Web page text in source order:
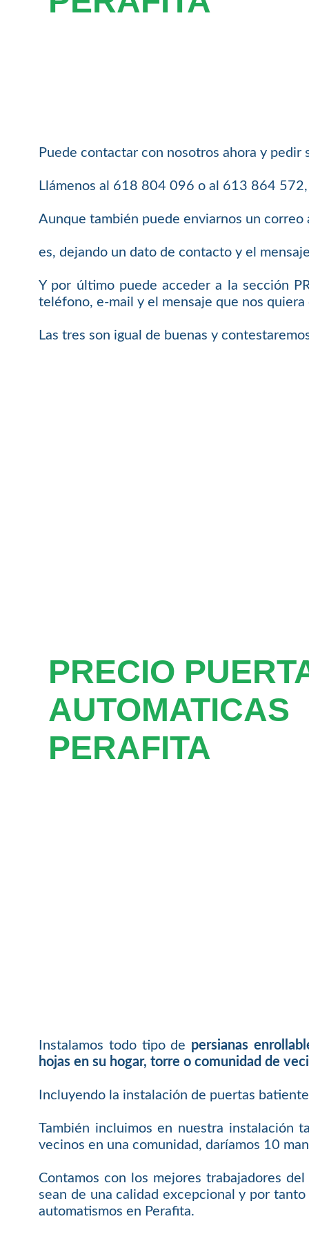
Puede contactar con nosotros ahora y
Llámenos al 618 804 096 o al 613 864
Aunque también puede enviarnos un correo
es, dejando un dato de contacto y el
Y por último puede acceder a la sección
teléfono, e-mail y el mensaje que nos quiera
Las tres son igual de buenas y
PRECIO
AUTOMATICAS
PERAFITA
Instalamos todo tipo de persianas
hojas en su hogar, torre o comunidad de
Incluyendo la instalación de puertas
También incluimos en nuestra instalación
vecinos en una comunidad, daríamos 10
Contamos con los mejores trabajadores
sean de una calidad excepcional y por
automatismos en Perafita.